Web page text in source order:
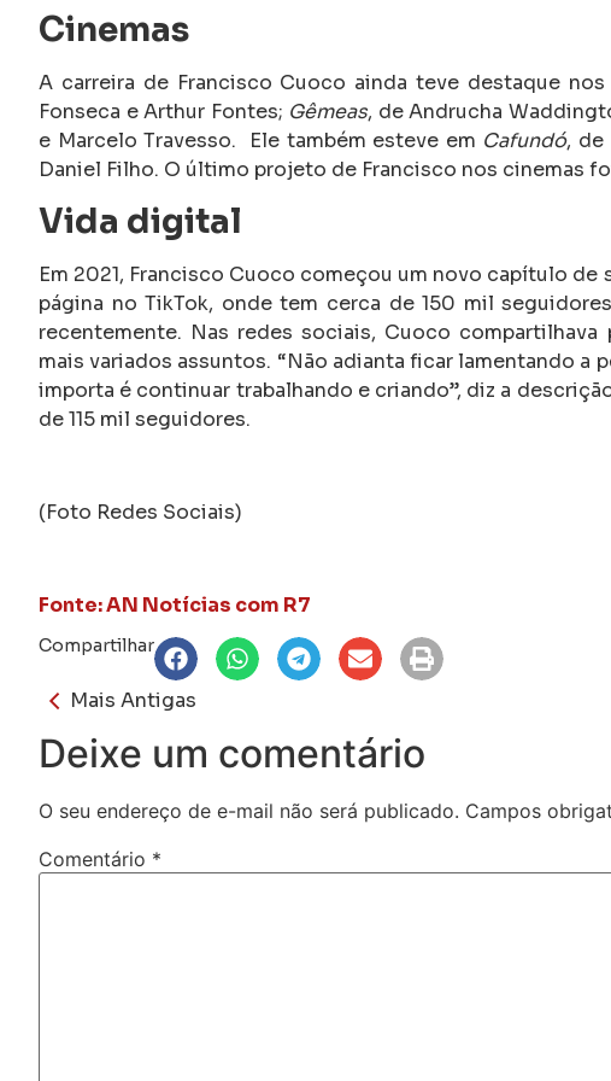
Cinemas
A carreira de Francisco Cuoco ainda teve destaque
Fonseca e Arthur Fontes; Gêmeas, de Andrucha
e Marcelo Travesso. Ele também esteve em Cafundó, de
Daniel Filho. O último projeto de Francisco nos cinemas
Vida digital
Em 2021, Francisco Cuoco começou um novo capítulo de
página no TikTok, onde tem cerca de 150 mil
recentemente. Nas redes sociais, Cuoco
mais variados assuntos. “Não adianta ficar lamentando a
importa é continuar trabalhando e criando”, diz a
de 115 mil seguidores.
(Foto Redes Sociais)
Fonte: AN Notícias com R7
Compartilhar
Mais Antigas
Deixe um comentário
O seu endereço de e-mail não será publicado. Campos
Comentário *